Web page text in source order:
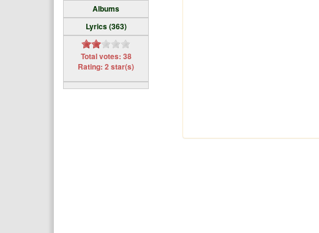
Albums
Lyrics (363)
Total votes: 38
Rating: 2 star(s)